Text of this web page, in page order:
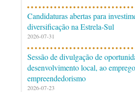
Candidaturas abertas para
diversificação na Estrela-Sul
2026-07-31
Sessão de divulgação de
desenvolvimento local, ao
empreendedorismo
2026-07-23